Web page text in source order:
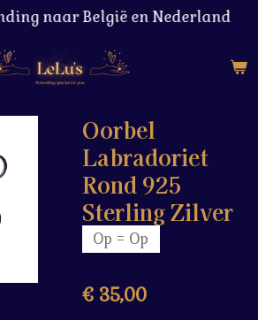
naar België en Nederland
Oorbel
Labradoriet
Rond 925
Sterling Zilver
Op = Op
€ 35,00